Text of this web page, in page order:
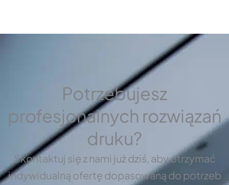
Potrzebujesz
profesjonalnych rozwiązań
druku?
Skontaktuj się z nami już dziś, aby otrzymać
indywidualną ofertę dopasowaną do potrzeb